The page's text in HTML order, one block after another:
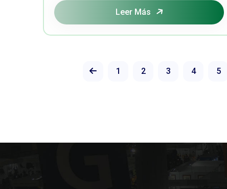
Leer Más
1 2 3 4 5